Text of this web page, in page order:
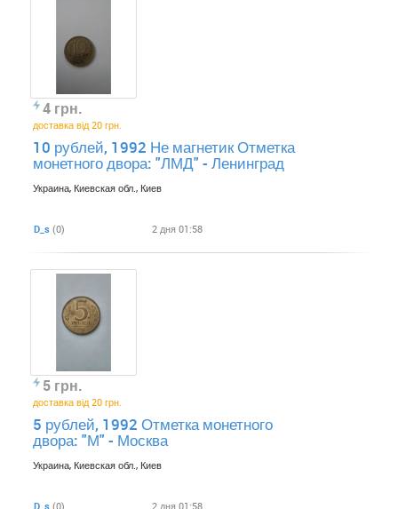
4 грн.
доставка від 20 грн.
10 рублей, 1992 Не магнетик Отметка
монетного двора: "ЛМД" - Ленинград
Украина, Киевская обл., Киев
D_s (0) 2 дня 01:58
5 грн.
доставка від 20 грн.
5 рублей, 1992 Отметка монетного
двора: "М" - Москва
Украина, Киевская обл., Киев
D_s (0) 2 дня 01:58